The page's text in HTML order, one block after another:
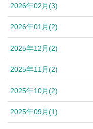
2026年02月(3)
2026年01月(2)
2025年12月(2)
2025年11月(2)
2025年10月(2)
2025年09月(1)